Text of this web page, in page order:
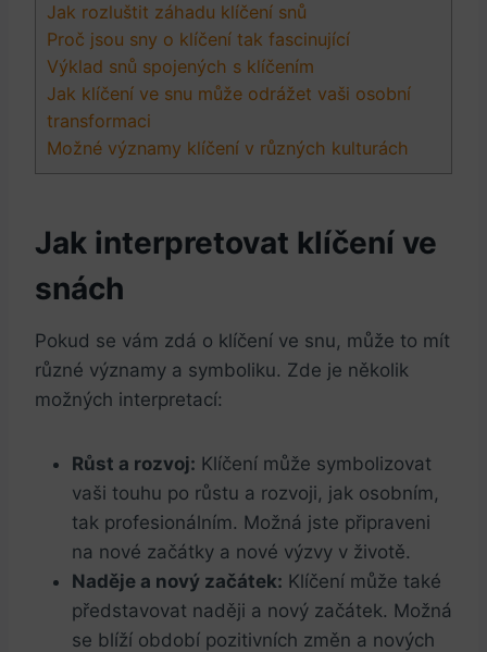
Jak rozluštit záhadu klíčení snů
Proč jsou sny o klíčení tak fascinující
Výklad snů spojených s klíčením
Jak klíčení ve snu může odrážet vaši osobní
transformaci
Možné významy klíčení v různých kulturách
Jak interpretovat klíčení ve
snách
Pokud se vám zdá o klíčení ve snu, může to mít
různé významy a symboliku. Zde je několik
možných interpretací:
Růst a rozvoj: Klíčení může symbolizovat
vaši touhu po růstu a rozvoji, jak osobním,
tak profesionálním. Možná jste připraveni
na nové začátky a nové výzvy v životě.
Naděje a nový začátek: Klíčení může také
představovat naději a nový začátek. Možná
se blíží období pozitivních změn a nových